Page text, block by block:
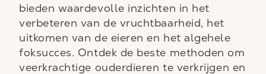
bieden waardevolle inzichten in het
verbeteren van de vruchtbaarheid, het
uitkomen van de eieren en het algehele
foksucces. Ontdek de beste methoden om
veerkrachtige ouderdieren te verkrijgen en